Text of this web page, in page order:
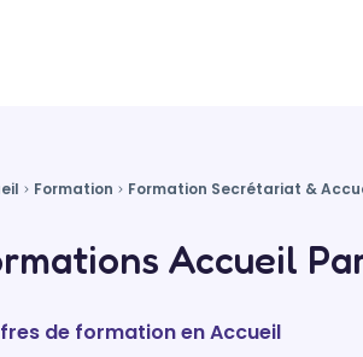
Formation Formation Secrétariat &
Accueil
de formation en Accueil